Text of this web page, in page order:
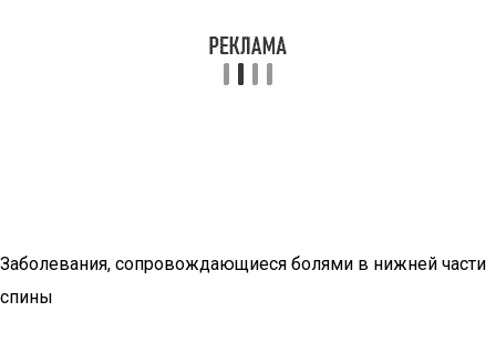
Заболевания, сопровождающиеся болями в нижней части
спины